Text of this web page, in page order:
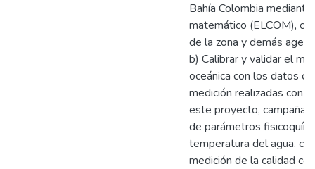
Bahía Colombia
matemático (ELCOM),
de la zona y demás
b) Calibrar y validar el
oceánica con los datos
medición realizadas con
este proyecto,
de parámetros
temperatura del agua. c)
medición de la calidad